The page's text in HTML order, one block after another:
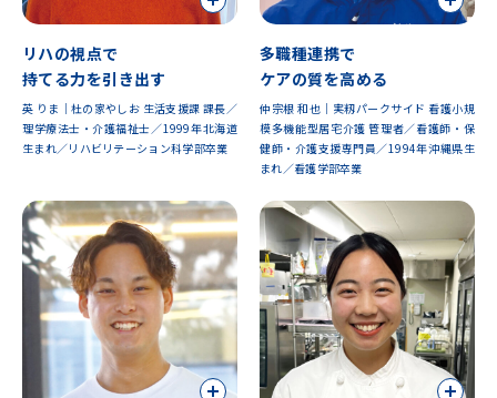
リハの視点で
持てる力を引き出す
英 りま｜杜の家やしお 生活支援課 課長／
理学療法士・介護福祉士／1999年北海道
生まれ／リハビリテーション科学部卒業
多職種連携で
ケアの質を高める
仲宗根 和也｜実籾パークサイド 看護小規
模多機能型居宅介護 管理者／看護師・保
健師・介護支援専門員／1994年沖縄県生
まれ／看護学部卒業